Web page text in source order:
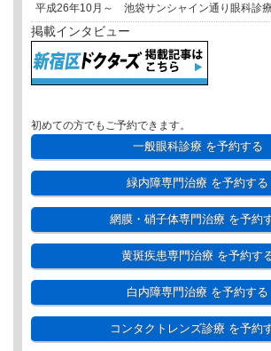
平成26年10月～ 池袋サンシャイン通り眼科診
掲載インタビュー
初めての方でもご予約できます。
一般眼科診療を予約する
緑内障専門治療 を予約する
網膜・硝子体専門治療を予約
黄斑疾患専門治療を予約す
白内障専門治療 を予約する
コンタクトレンズ診療を予約